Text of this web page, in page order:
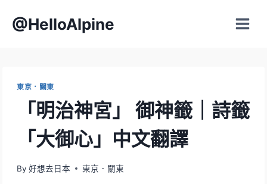
@HelloAlpine
東京．關東
「明治神宮」 御神籤｜詩籤
「大御心」中文翻譯
By 好想去日本 東京．關東